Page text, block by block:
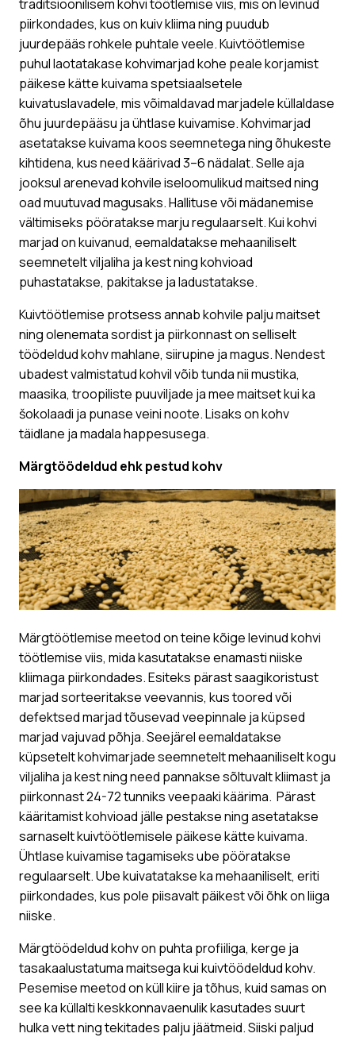
traditsioonilisem kohvi töötlemise viis, mis on levinud
piirkondades, kus on kuiv kliima ning puudub
juurdepääs rohkele puhtale veele. Kuivtöötlemise
puhul laotatakase kohvimarjad kohe peale korjamist
päikese kätte kuivama spetsiaalsetele
kuivatuslavadele, mis võimaldavad marjadele küllaldase
õhu juurdepääsu ja ühtlase kuivamise. Kohvimarjad
asetatakse kuivama koos seemnetega ning õhukeste
kihtidena, kus need käärivad 3–6 nädalat. Selle aja
jooksul arenevad kohvile iseloomulikud maitsed ning
oad muutuvad magusaks. Hallituse või mädanemise
vältimiseks pööratakse marju regulaarselt. Kui kohvi
marjad on kuivanud, eemaldatakse mehaaniliselt
seemnetelt viljaliha ja kest ning kohvioad
puhastatakse, pakitakse ja ladustatakse.
Kuivtöötlemise protsess annab kohvile palju maitset
ning olenemata sordist ja piirkonnast on selliselt
töödeldud kohv mahlane, siirupine ja magus. Nendest
ubadest valmistatud kohvil võib tunda nii mustika,
maasika, troopiliste puuviljade ja mee maitset kui ka
šokolaadi ja punase veini noote. Lisaks on kohv
täidlane ja madala happesusega.
Märgtöödeldud ehk pestud kohv
Märgtöötlemise meetod on teine kõige levinud kohvi
töötlemise viis, mida kasutatakse enamasti niiske
kliimaga piirkondades. Esiteks pärast saagikoristust
marjad sorteeritakse veevannis, kus toored või
defektsed marjad tõusevad veepinnale ja küpsed
marjad vajuvad põhja. Seejärel eemaldatakse
küpsetelt kohvimarjade seemnetelt mehaaniliselt kogu
viljaliha ja kest ning need pannakse sõltuvalt kliimast ja
piirkonnast 24-72 tunniks veepaaki käärima. Pärast
kääritamist kohvioad jälle pestakse ning asetatakse
sarnaselt kuivtöötlemisele päikese kätte kuivama.
Ühtlase kuivamise tagamiseks ube pööratakse
regulaarselt. Ube kuivatatakse ka mehaaniliselt, eriti
piirkondades, kus pole piisavalt päikest või õhk on liiga
niiske.
Märgtöödeldud kohv on puhta profiiliga, kerge ja
tasakaalustatuma maitsega kui kuivtöödeldud kohv.
Pesemise meetod on küll kiire ja tõhus, kuid samas on
see ka küllalti keskkonnavaenulik kasutades suurt
hulka vett ning tekitades palju jäätmeid. Siiski paljud